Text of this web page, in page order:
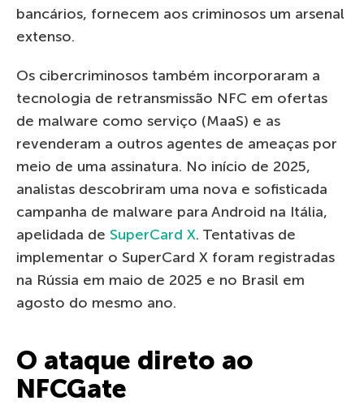
bancários, fornecem aos criminosos um arsenal
extenso.
Os cibercriminosos também incorporaram a
tecnologia de retransmissão NFC em ofertas
de malware como serviço (MaaS) e as
revenderam a outros agentes de ameaças por
meio de uma assinatura. No início de 2025,
analistas descobriram uma nova e sofisticada
campanha de malware para Android na Itália,
apelidada de SuperCard X. Tentativas de
implementar o SuperCard X foram registradas
na Rússia em maio de 2025 e no Brasil em
agosto do mesmo ano.
O ataque direto ao
NFCGate